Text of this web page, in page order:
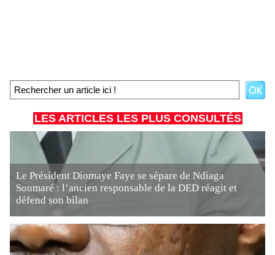
LES ARTICLES LES PLUS CONSULTÉS
Le Président Diomaye Faye se sépare de Ndiaga
Soumaré : l’ancien responsable de la DED réagit et
défend son bilan